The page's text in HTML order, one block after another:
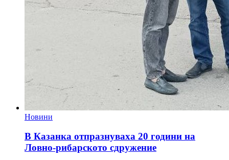
Новини
В Казанка отпразнуваха 20 години на
Ловно-рибарското сдружение